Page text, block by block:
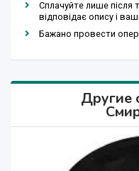
Сплачуйте лише після
відповідає опису і
Бажано провести
Другие